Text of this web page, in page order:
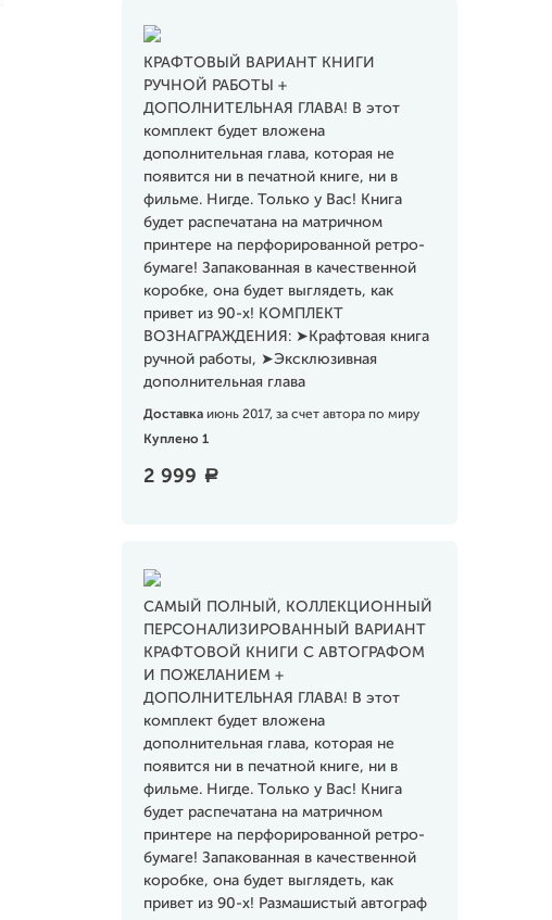
КРАФТОВЫЙ ВАРИАНТ КНИГИ
РУЧНОЙ РАБОТЫ +
ДОПОЛНИТЕЛЬНАЯ ГЛАВА! В этот
комплект будет вложена
дополнительная глава, которая не
появится ни в печатной книге, ни в
фильме. Нигде. Только у Вас! Книга
будет распечатана на матричном
принтере на перфорированной ретро-
бумаге! Запакованная в качественной
коробке, она будет выглядеть, как
привет из 90-х! КОМПЛЕКТ
ВОЗНАГРАЖДЕНИЯ: ➤Крафтовая книга
ручной работы, ➤Эксклюзивная
дополнительная глава
Доставка июнь 2017, за счет автора по миру
Куплено 1
2 999 a
САМЫЙ ПОЛНЫЙ, КОЛЛЕКЦИОННЫЙ
ПЕРСОНАЛИЗИРОВАННЫЙ ВАРИАНТ
КРАФТОВОЙ КНИГИ С АВТОГРАФОМ
И ПОЖЕЛАНИЕМ +
ДОПОЛНИТЕЛЬНАЯ ГЛАВА! В этот
комплект будет вложена
дополнительная глава, которая не
появится ни в печатной книге, ни в
фильме. Нигде. Только у Вас! Книга
будет распечатана на матричном
принтере на перфорированной ретро-
бумаге! Запакованная в качественной
коробке, она будет выглядеть, как
привет из 90-х! Размашистый автограф